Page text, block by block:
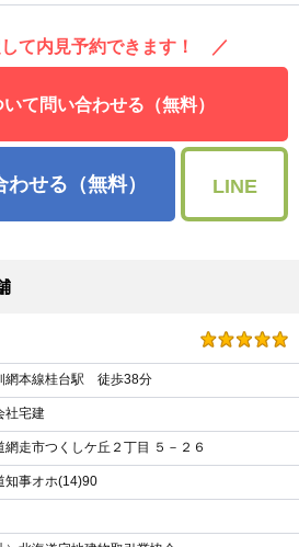
て内見予約できます！ ／
て問い合わせる（無料）
せる（無料） LINE
網本線桂台駅 徒歩38分
社宅建
網走市つくしケ丘２丁目 ５－２６
知事オホ(14)90